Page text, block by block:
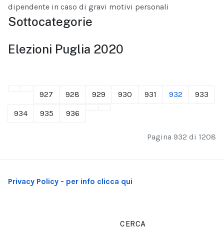
dipendente in caso di gravi motivi personali
Sottocategorie
Elezioni Puglia 2020
927 928 929 930 931 932
933
934
935 936
Pagina 932 di 1208
Privacy Policy - per info clicca qui
CERCA